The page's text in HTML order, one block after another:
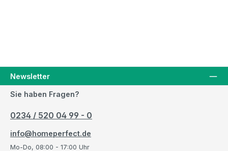
Newsletter
Sie haben Fragen?
0234 / 520 04 99 - 0
info@homeperfect.de
Mo-Do, 08:00 - 17:00 Uhr